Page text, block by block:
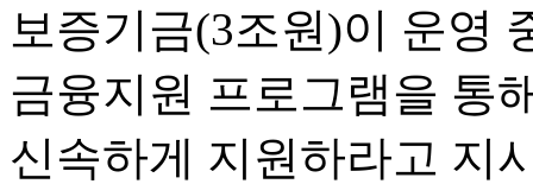
보증기금(3조원)이 운영
금융지원 프로그램을 통
신속하게 지원하라고 지